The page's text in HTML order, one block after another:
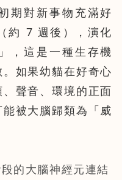
期對新事物充滿好
約 7 週後），演化
，這是一種生存機
如果幼貓在好奇心
聲音、環境的正面
被大腦歸類為「威
的大腦神經元連結